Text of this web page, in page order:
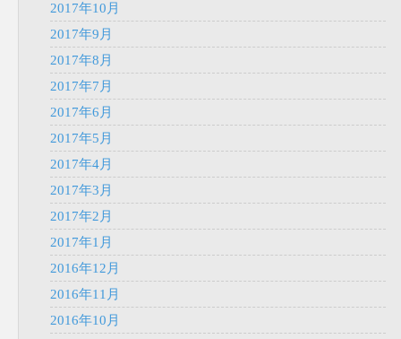
2017年10月
2017年9月
2017年8月
2017年7月
2017年6月
2017年5月
2017年4月
2017年3月
2017年2月
2017年1月
2016年12月
2016年11月
2016年10月